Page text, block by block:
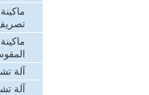
آلة
آلة